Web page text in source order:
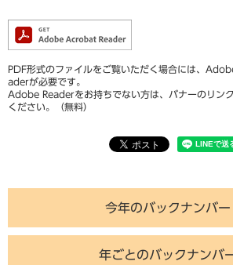
今年のバックナンバー
年ごとのバックナンバ
PDF形式のファイルをご覧いただく場合には、
aderが必要です。
Adobe Readerをお持ちでない方は、バナーのリン
ください。（無料）